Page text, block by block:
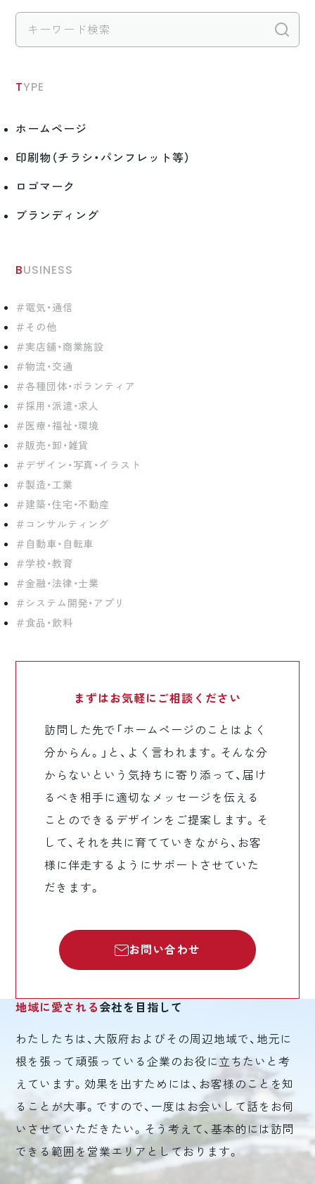
TYPE
ホームページ
印刷物（チラシ・パンフレット等）
ロゴマーク
ブランディング
BUSINESS
電気・通信
その他
実店舗・商業施設
物流・交通
各種団体・ボランティア
採用・派遣・求人
医療・福祉・環境
販売・卸・雑貨
デザイン・写真・イラスト
製造・工業
建築・住宅・不動産
コンサルティング
自動車・自転車
学校・教育
金融・法律・士業
システム開発・アプリ
食品・飲料
まずはお気軽に ご相談ください
訪問した先で「ホームページのことはよく
分からん。」と、よく言われます。そんな分
からないという気持ちに寄り添って、届け
るべき相手に適切なメッセージを伝える
ことのできるデザインをご提案します。そ
して、それを共に育てていきながら、お客
様に伴走するようにサポートさせていた
だきます。
お問い合わせ
地域に愛される会社を目指して
わたしたちは、大阪府およびその周辺地域で、地元に
根を張って頑張っている企業のお役に立ちたいと考
えています。効果を出すためには、お客様のことを知
ることが大事。ですので、一度はお会いして話をお伺
いさせていただきたい。そう考えて、基本的には訪問
できる範囲を営業エリアとしております。